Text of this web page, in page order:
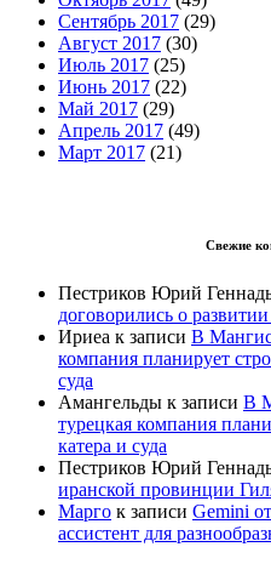
Сентябрь 2017 (29)
Август 2017 (30)
Июль 2017 (25)
Июнь 2017 (22)
Май 2017 (29)
Апрель 2017 (49)
Март 2017 (21)
Свежие
Пестриков Юрий
договорились о
Ириеа к записи В
компания планирует
суда
Амангельды к записи В
турецкая компания
катера и суда
Пестриков Юрий
иранской провинции
Марго к записи Gemini
ассистент для